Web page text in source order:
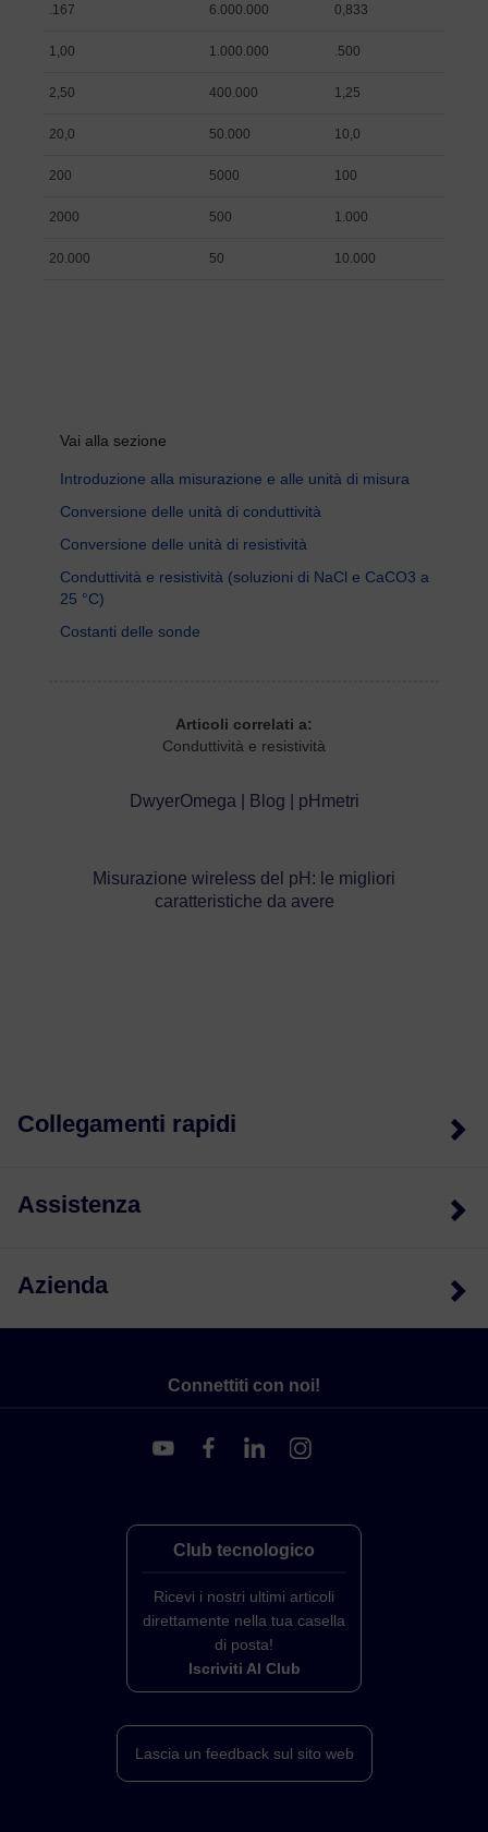
.167 6.000.000 0,833
1,00 1.000.000 .500
2,50 400.000 1,25
20,0 50.000 10,0
200 5000 100
2000 500 1.000
20.000 50 10.000
Vai alla sezione
Introduzione alla misurazione e alle unità di misura
Conversione delle unità di conduttività
Conversione delle unità di resistività
Conduttività e resistività (soluzioni di NaCl e CaCO3 a
25 °C)
Costanti delle sonde
Articoli correlati a:
Conduttività e resistività
DwyerOmega | Blog | pHmetri
Misurazione wireless del pH: le migliori
caratteristiche da avere
Collegamenti rapidi
Assistenza
Azienda
Connettiti con noi!
Club tecnologico
Ricevi i nostri ultimi articoli
direttamente nella tua casella
di posta!
Iscriviti Al Club
Lascia un feedback sul sito web